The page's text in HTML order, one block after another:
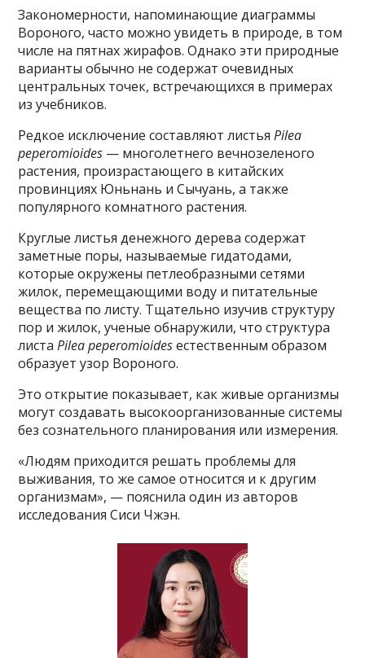
Закономерности, напоминающие диаграммы
Вороного, часто можно увидеть в природе, в том
числе на пятнах жирафов. Однако эти природные
варианты обычно не содержат очевидных
центральных точек, встречающихся в примерах
из учебников.
Редкое исключение составляют листьяPilea
peperomioides — многолетнего вечнозеленого
растения, произрастающего в китайских
провинциях Юньнань и Сычуань, а также
популярного комнатного растения.
Круглые листья денежного дерева содержат
заметные поры, называемые гидатодами,
которые окружены петлеобразными сетями
жилок, перемещающими воду и питательные
вещества по листу. Тщательно изучив структуру
пор и жилок, ученые обнаружили, что структура
листаPilea peperomioidesестественным образом
образует узор Вороного.
Это открытие показывает, как живые организмы
могут создавать высокоорганизованные системы
без сознательного планирования или измерения.
«Людям приходится решать проблемы для
выживания, то же самое относится и к другим
организмам», — пояснила один из авторов
исследования Сиси Чжэн.